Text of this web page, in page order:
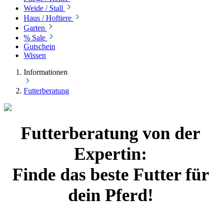
Weide / Stall
Haus / Hoftiere
Garten
% Sale
Gutschein
Wissen
Informationen
Futterberatung
Futterberatung von der
Expertin:
Finde das beste Futter für
dein Pferd!